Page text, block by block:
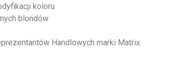
koloru
blondów
Handlowych marki Matrix.